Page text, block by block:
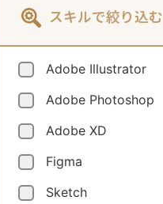
スキルで絞り込む
Adobe Illustrator
Adobe Photoshop
Adobe XD
Figma
Sketch